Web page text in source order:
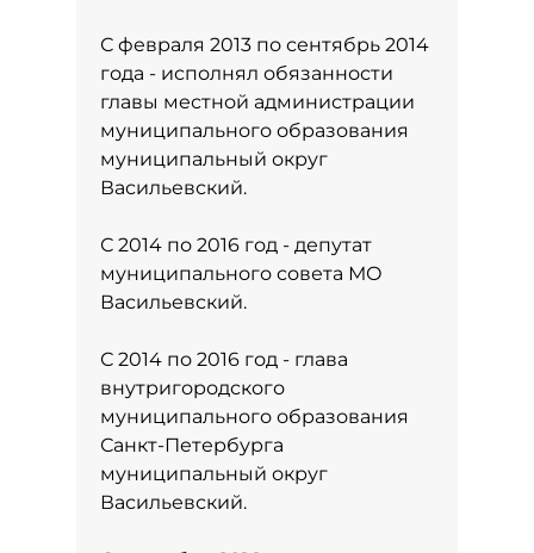
С февраля 2013 по сентябрь 2014
года - исполнял обязанности
главы местной администрации
муниципального образования
муниципальный округ
Васильевский.
С 2014 по 2016 год - депутат
муниципального совета МО
Васильевский.
С 2014 по 2016 год - глава
внутригородского
муниципального образования
Санкт-Петербурга
муниципальный округ
Васильевский.